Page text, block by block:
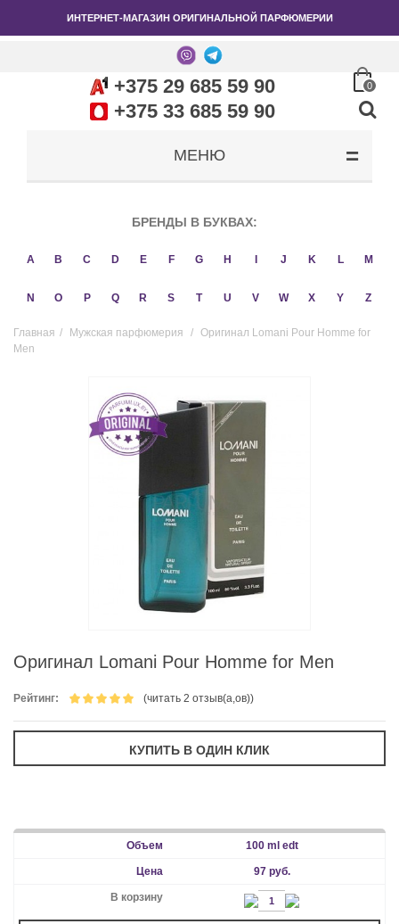
ИНТЕРНЕТ-МАГАЗИН ОРИГИНАЛЬНОЙ ПАРФЮМЕРИИ
+375 29 685 59 90
+375 33 685 59 90
0
МЕНЮ
БРЕНДЫ В БУКВАХ:
A B C D E F G H J K L M
N O P Q R S T U V W X Y Z
Главная / Мужская парфюмерия / Оригинал Lomani Pour Homme for
Men
Оригинал Lomani Pour Homme for Men
Рейтинг: (читать 2 отзыв(а,ов))
100 ml edt
97 руб.